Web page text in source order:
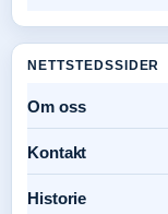
NETTSTEDSSIDER
Om oss
Kontakt
Historie